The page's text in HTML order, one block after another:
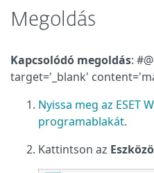
Megoldás
Kapcsolódó megoldás:
target='_blank'
Nyissa meg az ESET
programablakát.
Kattintson az